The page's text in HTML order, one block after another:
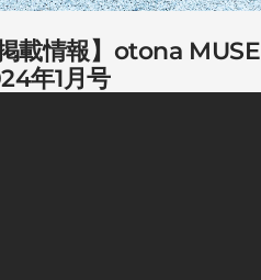
掲載情報】otona MUSE
年1月号